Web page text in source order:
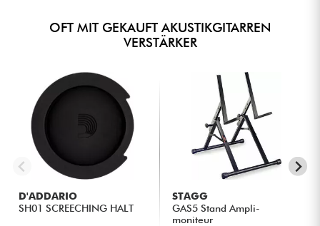
OFT MIT GEKAUFT AKUSTIKGITARREN
VERSTÄRKER
D'ADDARIO
SH01 SCREECHING HALT
STAGG
GAS5 Stand Ampli-
moniteur